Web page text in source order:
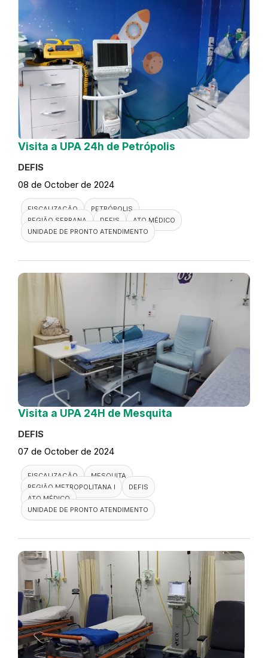
Visita a UPA 24h de Petrópolis
DEFIS
08 de October de 2024
FISCALIZAÇÃO
PETRÓPOLIS
REGIÃO SERRANA
DEFIS
ATO MÉDICO
UNIDADE DE PRONTO ATENDIMENTO
Visita a UPA 24H de Mesquita
DEFIS
07 de October de 2024
FISCALIZAÇÃO
MESQUITA
REGIÃO METROPOLITANA I
DEFIS
ATO MÉDICO
UNIDADE DE PRONTO ATENDIMENTO